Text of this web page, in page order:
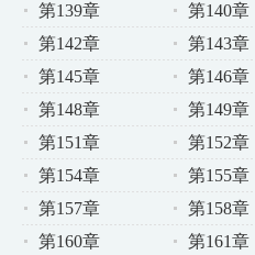
第139章
第140章
第142章
第143章
第145章
第146章
第148章
第149章
第151章
第152章
第154章
第155章
第157章
第158章
第160章
第161章